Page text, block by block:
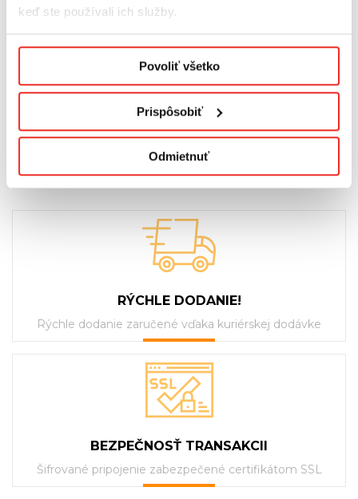
keď ste používali ich služby.
Podmienky ochrany osobných údajov.
Povoliť všetko
Prispôsobiť
Odmietnuť
Konfiguračné číslo:
Kód produktu: R/AKM16/KAC/A/10
RÝCHLE DODANIE!
Rýchle dodanie zaručené vďaka kuriérskej dodávke
BEZPEČNOSŤ TRANSAKCII
Šifrované pripojenie zabezpečené certifikátom SSL